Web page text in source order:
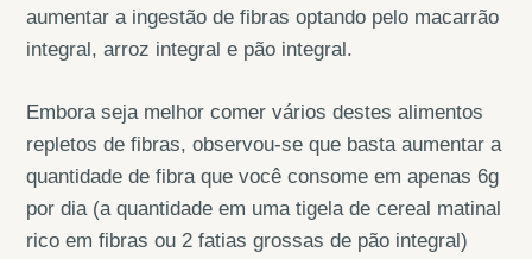
aumentar a ingestão de fibras optando pelo macarrão
integral, arroz integral e pão integral.
Embora seja melhor comer vários destes alimentos
repletos de fibras, observou-se que basta aumentar a
quantidade de fibra que você consome em apenas 6g
por dia (a quantidade em uma tigela de cereal matinal
rico em fibras ou 2 fatias grossas de pão integral)